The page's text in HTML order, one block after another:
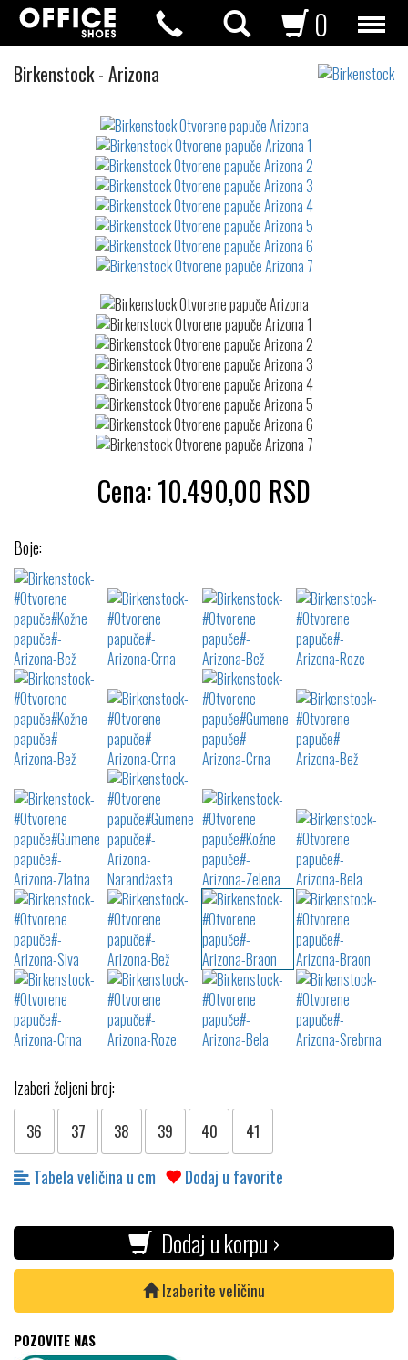
0
Birkenstock Otvorene
- Arizona
Cena:10.490,00 RSD
Boje:
Izaberi željeni broj:
36 37 38 39 40 41
Tabela veličina u cm Dodaj u favorite
Dodaj u korpu ›
Izaberite veličinu
POZOVITE NAS